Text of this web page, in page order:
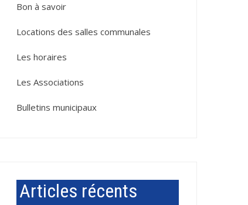
Bon à savoir
Locations des salles communales
Les horaires
Les Associations
Bulletins municipaux
Articles récents